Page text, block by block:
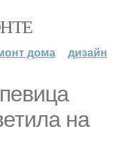
дома дизайн
на